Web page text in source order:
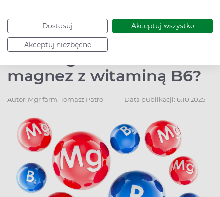
Dostosuj Akceptuj wszystko
Akceptuj niezbędne
Jak długo można brać
magnez z witaminą B6?
Autor: Mgr farm. Tomasz Patro Data publikacji: 6.10.2025